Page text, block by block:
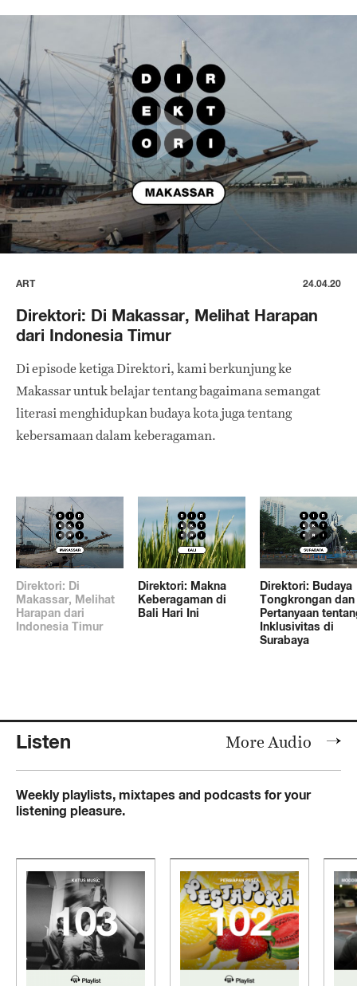
ART 24.04.20
Direktori: Di Makassar, Melihat Harapan
dari Indonesia Timur
Di episode ketiga Direktori, kami berkunjung ke
Makassar untuk belajar tentang bagaimana semangat
literasi menghidupkan budaya kota juga tentang
kebersamaan dalam keberagaman.
Direktori: Di
Makassar, Melihat
Harapan dari
Indonesia Timur
Direktori: Makna
Keberagaman di
Bali Hari Ini
Direktori: Budaya
Tongkrongan dan
Pertanyaan
Inklusivitas di
Surabaya
Listen More Audio
Weekly playlists, mixtapes and podcasts for your
listening pleasure.